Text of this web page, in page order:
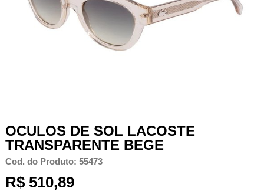
OCULOS DE SOL LACOSTE
TRANSPARENTE BEGE
Cod. do Produto: 55473
R$ 510,89